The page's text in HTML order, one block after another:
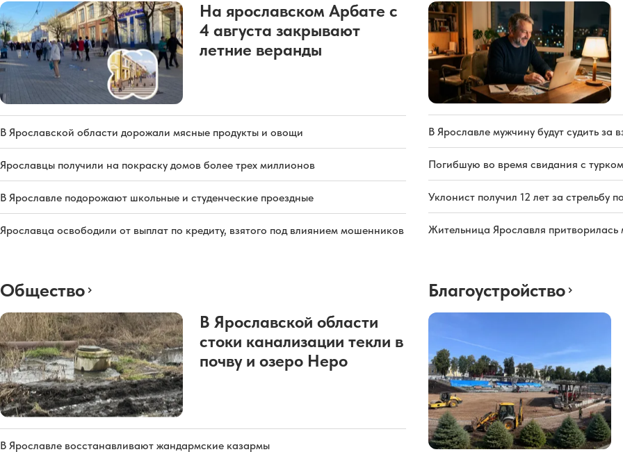
На ярославском Арбате с
4 августа закрывают
летние веранды
В Ярославской области дорожали мясные продукты и овощи
Ярославцы получили на покраску домов более трех миллионов
В Ярославле подорожают школьные и студенческие проездные
Ярославца освободили от выплат по кредиту, взятого под влиянием мошенников
В Ярославле мужчину будут судить за
Погибшую во время свидания с
Уклонист получил 12 лет за стрельбу
Жительница Ярославля
Общество
В Ярославской области
стоки канализации текли в
почву и озеро Неро
В Ярославле восстанавливают жандармские казармы
Благоустройство